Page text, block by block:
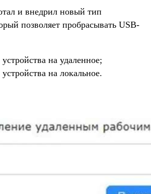
и внедрил новый тип
позволяет пробрасывать USB-
на удаленное;
на локальное.